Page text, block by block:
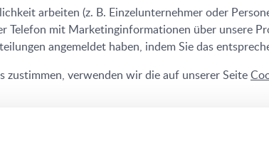
arbeiten (z. B. Einzelunternehmer oder
Telefon mit Marketinginformationen über unsere
angemeldet haben, indem Sie das
verwenden wir die auf unserer Seite
für die Verarbeitung Ihrer personenbezogenen